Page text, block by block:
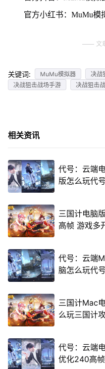
官方小红书：MuMu模
文
关键词: MuMu模拟器 决战
决战狙击战场手游
决战狙击
相关资讯
代号：云端
版怎么玩代
三国计电脑
高帧 游戏多
代号：云端
脑怎么玩代
三国计Mac
么玩三国计
代号：云端
优化240高